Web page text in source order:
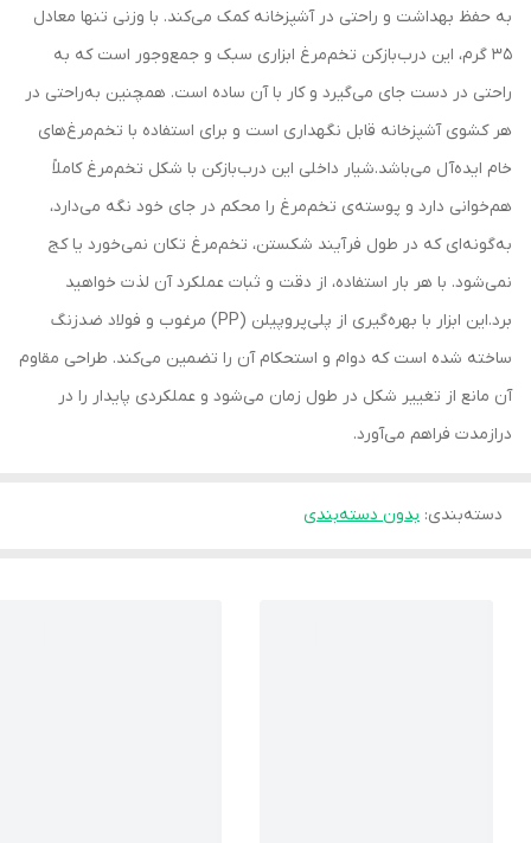
به حفظ بهداشت و راحتی در آشپزخانه کمک می‌کند. با وزنی تنها معادل
35 گرم، این درب‌بازکن تخم‌مرغ ابزاری سبک و جمع‌وجور است که به
راحتی در دست جای می‌گیرد و کار با آن ساده است. همچنین به‌راحتی در
هر کشوی آشپزخانه قابل نگهداری است و برای استفاده با تخم‌مرغ‌های
خام ایده‌آل می‌باشد.شیار داخلی این درب‌بازکن با شکل تخم‌مرغ کاملاً
هم‌خوانی دارد و پوسته‌ی تخم‌مرغ را محکم در جای خود نگه می‌دارد،
به‌گونه‌ای که در طول فرآیند شکستن، تخم‌مرغ تکان نمی‌خورد یا کج
نمی‌شود. با هر بار استفاده، از دقت و ثبات عملکرد آن لذت خواهید
برد.این ابزار با بهره‌گیری از پلی‌پروپیلن (PP) مرغوب و فولاد ضدزنگ
ساخته شده است که دوام و استحکام آن را تضمین می‌کند. طراحی مقاوم
آن مانع از تغییر شکل در طول زمان می‌شود و عملکردی پایدار را در
درازمدت فراهم می‌آورد.
دسته‌بندی: بدون دسته‌بندی